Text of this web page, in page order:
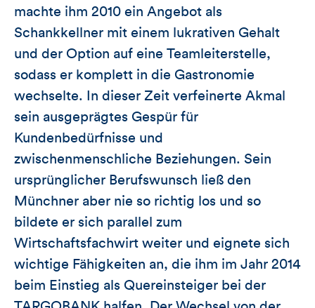
machte ihm 2010 ein Angebot als
Schankkellner mit einem lukrativen Gehalt
und der Option auf eine Teamleiterstelle,
sodass er komplett in die Gastronomie
wechselte. In dieser Zeit verfeinerte Akmal
sein ausgeprägtes Gespür für
Kundenbedürfnisse und
zwischenmenschliche Beziehungen. Sein
ursprünglicher Berufswunsch ließ den
Münchner aber nie so richtig los und so
bildete er sich parallel zum
Wirtschaftsfachwirt weiter und eignete sich
wichtige Fähigkeiten an, die ihm im Jahr 2014
beim Einstieg als Quereinsteiger bei der